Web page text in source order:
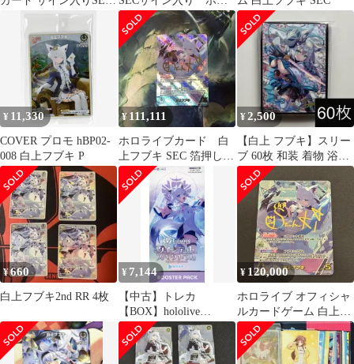
ライブカード トレカ
¥ 11,330
COVER プロモ hBP02-
008 白上フブキ P
¥ 111,111
ホロライブカード 白
上フブキ SEC 箔押しサ
イン
¥2,500
【白上 フブキ】スリー
ブ 60枚 和装 着物 浴衣
箔押し サイン入り風
SEC
¥660
白上フブキ2nd RR 4枚
¥ 7,144
【中古】トレカ
【BOX】hololive
OFFICIAL CARD
GAME ブースターパッ
ク第2弾 クインテット
¥ 120,000
ホロライブ オフィシャ
ルカードゲーム 白上フ
ブキ SEC サイン付き
hBP02-001